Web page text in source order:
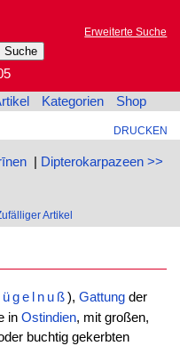
Erweiterte Suche
Kategorien Shop
DRUCKEN
| Dipterokarpazeen >>
Artikel
), Gattungder
in Ostindien, mit großen,
buchtig gekerbten